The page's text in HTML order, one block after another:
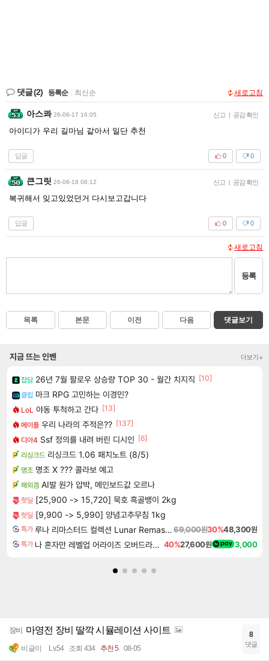
댓글(2) 등록순 최신순 새로고침
아스콰 26-06-17 16:05 신고 | 공감 확인
아이디가 우리 길마님 같아서 일단 추천
답글 0
0
큰그릿 26-06-18 08:12 신고 | 공감 확인
복귀해서 잊고있었던거 다시보고갑니다
답글 0
0
새로고침
등록
목록 본문 이전 다음 댓글보기
지금 뜨는 인벤 더보기+
잡담 26년 7월 팔로우 상승량 TOP 30 - 월간 치지직 [10]
클립 마크 RPG 고민하는 이경민?
LoL 야동 투척하고 간다 [13]
메이플 우리 나라의 주적은?? [137]
디아4 Ssf 정의를 내려 버린 디시인 [6]
리싱크드 리싱크드 1.06 패치노트 (8/5)
명조 명조 X ??? 콜라보 예고
해외겜 AI발 원가 압박, 메인보드값 오르나
핫딜 [25,900 -> 15,720] 묵호 흑골뱅이 2kg
핫딜 [9,900 -> 5,990] 양념고추무침 1kg
특가 루나 리마스터드 컬렉션 Lunar Remastered Collection69,000원30%48,300원
특가 나 혼자만 레벨업 어라이즈 오버드라이브 Solo Leveling Arise 40%27,600원 3,000
장비 마영전 장비 딸깍 시뮬레이션 사이트
비글이 Lv.54 조회 434 추천 5 08-05
8
댓글